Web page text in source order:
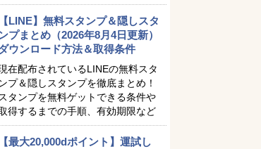
【LINE】無料スタンプ＆隠しスタ
ンプまとめ（2026年8月4日更新）
ウンロード方法＆取得条件
在配布されているLINEの無料スタ
ンプ＆隠しスタンプを徹底まとめ！
スタンプを無料ゲットできる条件や
得するまでの手順、有効期限など
【最大20,000dポイント】運試し